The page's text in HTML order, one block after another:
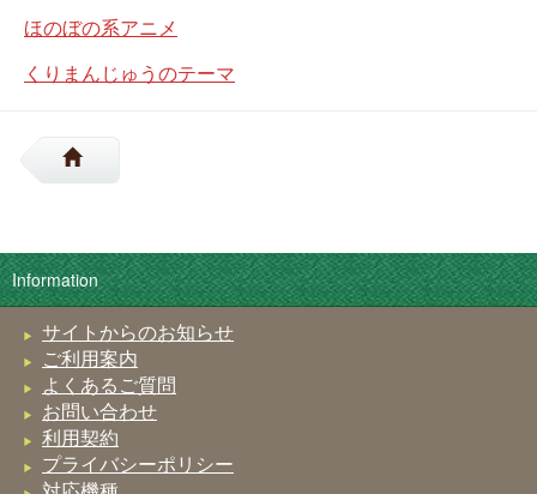
ほのぼの系アニメ
くりまんじゅうのテーマ
Information
サイトからのお知らせ
ご利用案内
よくあるご質問
お問い合わせ
利用契約
プライバシーポリシー